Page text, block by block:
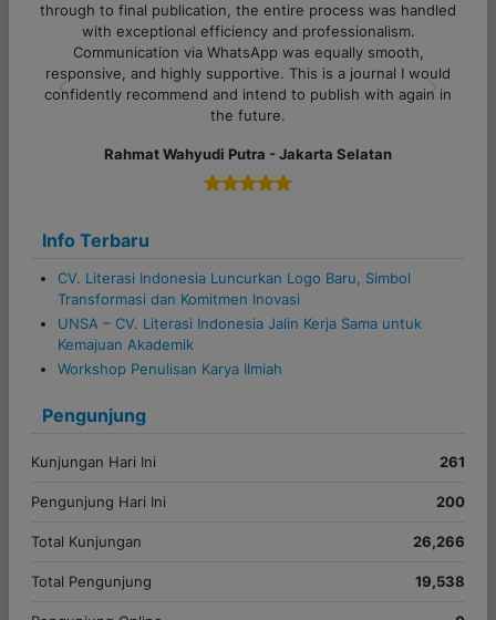
Pelayanannya cepat, responsif, dan sangat membantu
sekali. Proses komunikasi juga lancar, sangat ramah serta
semua pertanyaan dijawab dengan jelas. Sukses selalu
untuk tim Literasi Indonesia!
Alfi Khoiriyyah - Lampung
Previous Next
Info Terbaru
CV. Literasi Indonesia Luncurkan Logo Baru, Simbol
Transformasi dan Komitmen Inovasi
UNSA – CV. Literasi Indonesia Jalin Kerja Sama untuk
Kemajuan Akademik
Workshop Penulisan Karya Ilmiah
Pengunjung
Kunjungan Hari Ini 261
Pengunjung Hari Ini 200
Total Kunjungan 26,266
Total Pengunjung 19,538